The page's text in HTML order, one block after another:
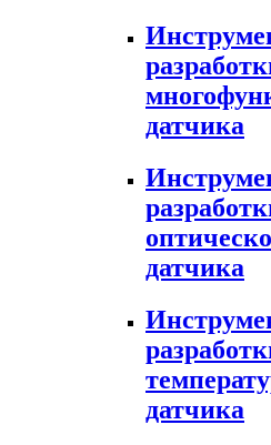
датчика
датчика
датчика